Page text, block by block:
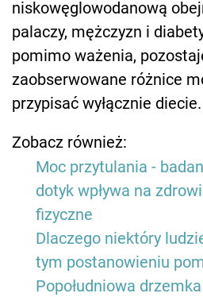
niskowęglowodanową
palaczy, mężczyzn i
pomimo ważenia,
zaobserwowane różnice
przypisać wyłącznie diecie.
Zobacz również:
Moc przytulania -
dotyk wpływa na
fizyczne
Dlaczego niektóry
tym postanowieniu
Popołudniowa